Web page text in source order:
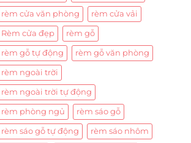
rèm cửa văn phòng rèm cửa vải
Rèm cửa đẹp rèm gỗ
rèm gỗ tự động rèm gỗ văn phòng
rèm ngoài trời
rèm ngoài trời tự động
rèm phòng ngủ rèm sáo gỗ
rèm sáo gỗ tự động rèm sáo nhôm